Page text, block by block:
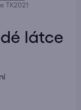
TK2021
látce